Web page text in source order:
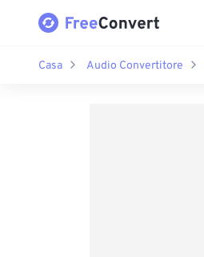
Casa Audio Convertitore